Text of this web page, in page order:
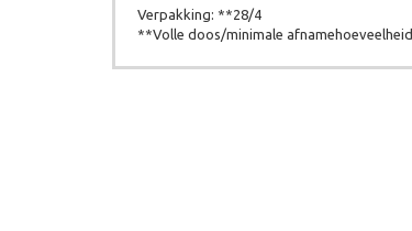
Verpakking: **28/4
**Volle doos/minimale afnamehoeveelheid